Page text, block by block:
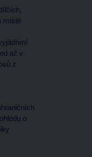
místě
až v
z
o